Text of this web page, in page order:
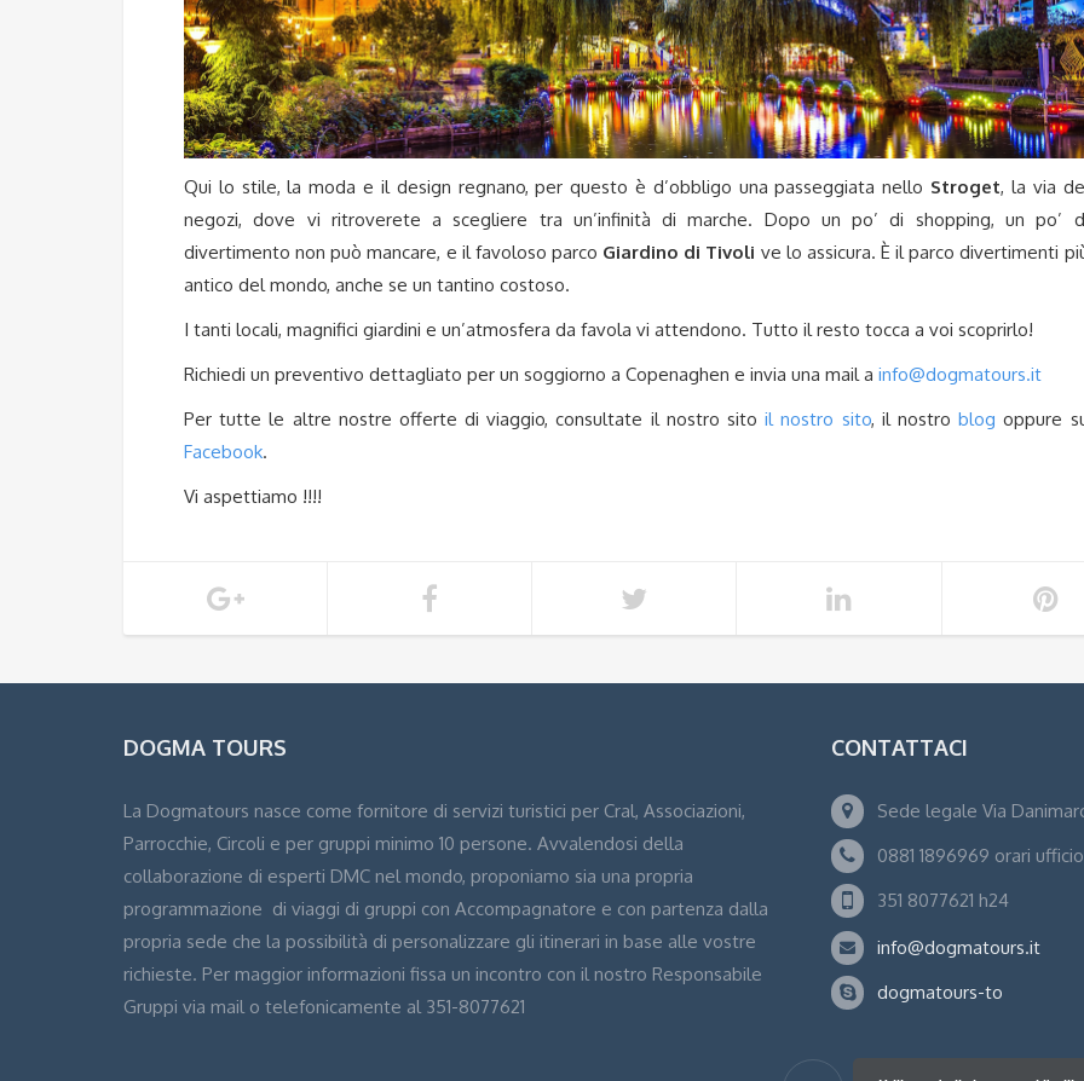
Qui lo stile, la moda e il design regnano, per questo è d’obbligo una passeggiata nello Stroget, la via
negozi, dove vi ritroverete a scegliere tra un’infinità di marche. Dopo un po’ di shopping, un po’
divertimento non può mancare, e il favoloso parco Giardino di Tivoli ve lo assicura. È il parco divertimenti
antico del mondo, anche se un tantino costoso.
I tanti locali, magnifici giardini e un’atmosfera da favola vi attendono. Tutto il resto tocca a voi scoprirlo!
Richiedi un preventivo dettagliato per un soggiorno a Copenaghen e invia una mail a info@dogmatours.it
Per tutte le altre nostre offerte di viaggio, consultate il nostro sitoil nostro sito, il nostroblog oppure
Facebook.
Vi aspettiamo !!!!
DOGMA TOURS
La Dogmatours nasce come fornitore di servizi turistici per Cral, Associazioni,
Parrocchie, Circoli e per gruppi minimo 10 persone. Avvalendosi della
collaborazione di esperti DMC nel mondo, proponiamo sia una propria
programmazione di viaggi di gruppi con Accompagnatore e con partenza dalla
propria sede che la possibilità di personalizzare gli itinerari in base alle vostre
richieste. Per maggior informazioni fissa un incontro con il nostro Responsabile
Gruppi via mail o telefonicamente al 351-8077621
CONTATTACI
Sede legale Via
0881 1896969 orari ufficio
351 8077621 h24
info@dogmatours.it
dogmatours-to